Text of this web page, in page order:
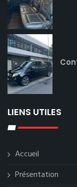
LIENS UTILES
Accueil
Présentation